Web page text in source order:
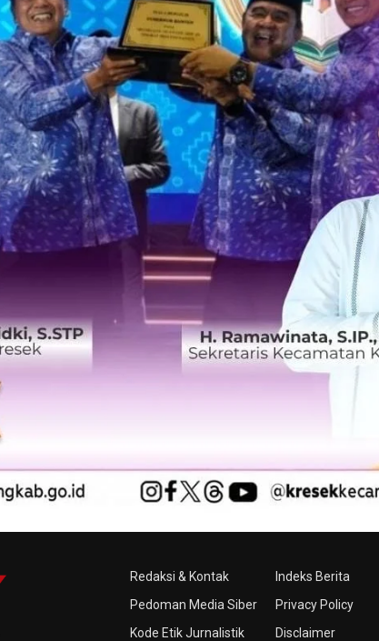
Redaksi & Kontak
Pedoman Media Siber
Kode Etik Jurnalistik
Indeks Berita
Privacy Policy
Disclaimer